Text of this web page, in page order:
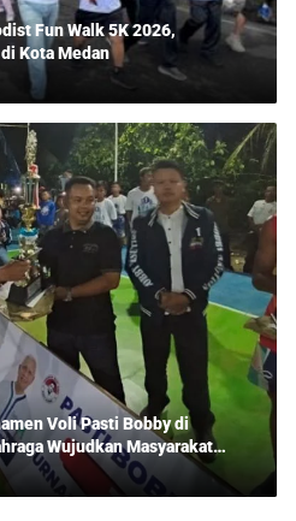
Fun Walk 5K 2026,
Kota Medan
Voli Pasti Bobby di
Wujudkan Masyarakat
dan Ribuan Penonton!